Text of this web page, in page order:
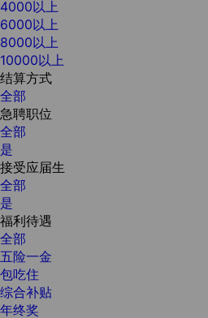
4000以上
6000以上
8000以上
10000以上
结算方式
全部
急聘职位
全部
是
接受应届生
全部
是
福利待遇
全部
五险一金
包吃住
综合补贴
年终奖